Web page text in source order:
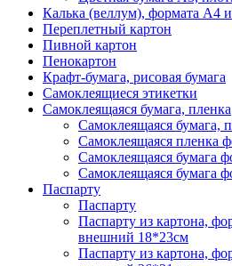
Калька (веллум), формата А4
Переплетный картон
Пивной картон
Пенокартон
Крафт-бумага, рисовая бумага
Самоклеящиеся этикетки
Самоклеящаяся бумага, пленка
Самоклеящаяся бумага,
Самоклеящаяся пленка
Самоклеящаяся бумага
Самоклеящаяся бумага
Паспарту
Паспарту
Паспарту из картона,
внешний 18*23см
Паспарту из картона,